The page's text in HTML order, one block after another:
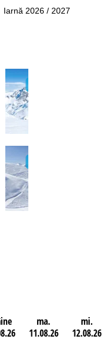
Iarnă 2026 / 2027
ma.
11.08.26
mi.
12.08.26